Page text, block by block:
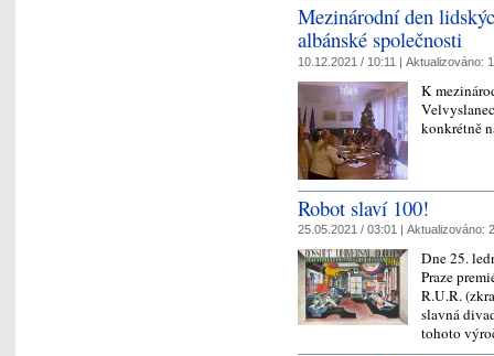
Mezinárodní den
albánské společnosti
10.12.2021 / 10:11 | Aktualizováno:
K
konkrétně
Robot slaví 100!
25.05.2021 / 03:01 | Aktualizováno:
Dne 25.
Praze
R.U.R.
slavná
tohoto